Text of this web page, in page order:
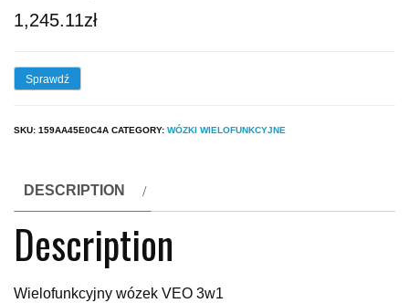
1,245.11zł
Sprawdź
SKU: 159AA45E0C4A CATEGORY: WÓZKI WIELOFUNKCYJNE
DESCRIPTION
Description
Wielofunkcyjny wózek VEO 3w1